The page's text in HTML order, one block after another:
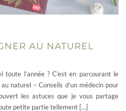
AU NATUREL
l’année ? C’est en parcourant le
naturel – Conseils d’un médecin pour
les astuces que je vous partage
petite partie tellement […]